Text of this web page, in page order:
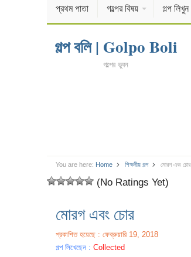
প্রথম পাতা গল্পের বিষয় গল্প লিখুন
গল্প বলি | Golpo Boli
গল্পের ভুবন
You are here: Home শিক্ষনীয় গল্প মোরগ এবং চোর
(No Ratings Yet)
মোরগ এবং চোর
প্রকাশিত হয়েছে : ফেব্রুয়ারি 19, 2018
গল্প লিখেছেন : Collected